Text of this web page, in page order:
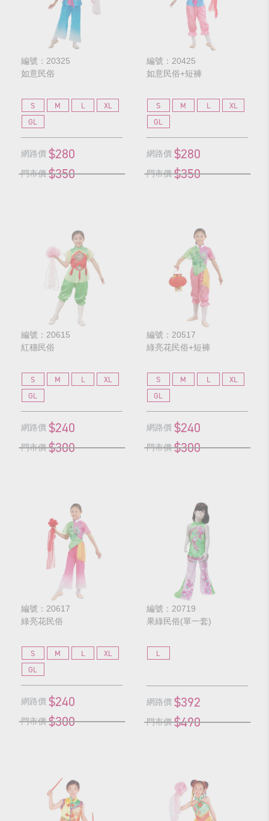
編號：20325
如意民俗
S M L
XL
GL
網路價 $280
門市價 $350
編號：20425
如意民俗+短褲
S M L
XL
GL
網路價 $280
門市價 $350
編號：20615
紅穗民俗
S M L
XL
GL
網路價 $240
門市價 $300
編號：20517
綠亮花民俗+短褲
S M L
XL
GL
網路價 $240
門市價 $300
編號：20617
綠亮花民俗
S M L
XL
GL
網路價 $240
門市價 $300
編號：20719
果綠民俗(單一套)
L
網路價 $392
門市價 $490